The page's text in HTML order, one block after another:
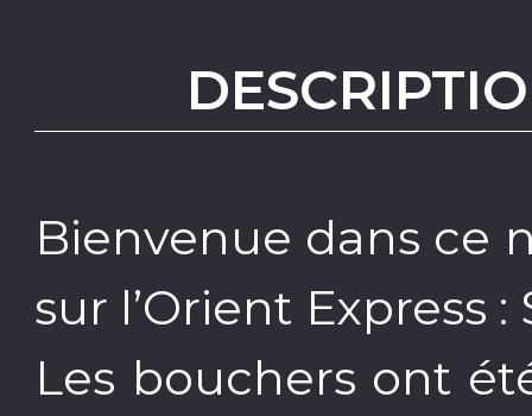
Bienvenue dans ce
sur l’Orient Express :
Les bouchers ont